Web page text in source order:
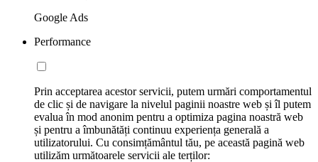
Google Ads
Performance
Prin acceptarea acestor servicii, putem urmări comportamentul
de clic și de navigare la nivelul paginii noastre web și îl putem
evalua în mod anonim pentru a optimiza pagina noastră web
și pentru a îmbunătăți continuu experiența generală a
utilizatorului. Cu consimțământul tău, pe această pagină web
utilizăm următoarele servicii ale terților: